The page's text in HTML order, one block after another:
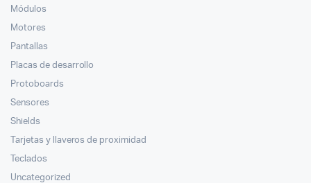
Módulos
Motores
Pantallas
Placas de desarrollo
Protoboards
Sensores
Shields
Tarjetas y llaveros de proximidad
Teclados
Uncategorized